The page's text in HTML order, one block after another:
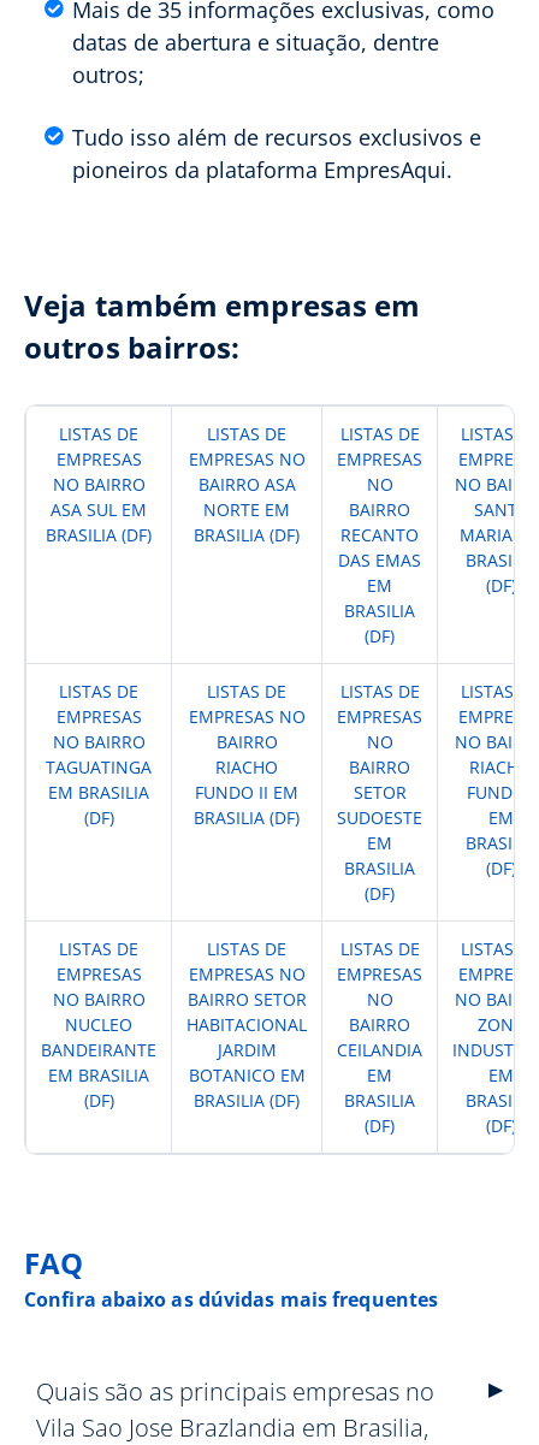
Mais de 35 informações exclusivas, como
datas de abertura e situação, dentre
outros;
Tudo isso além de recursos exclusivos e
pioneiros da plataforma EmpresAqui.
Veja também empresas em
outros bairros:
LISTAS DE
EMPRESAS
NO BAIRRO
ASA SUL EM
BRASILIA (DF)
LISTAS DE
EMPRESAS NO
BAIRRO ASA
NORTE EM
BRASILIA (DF)
LISTAS DE
EMPRESAS
NO
BAIRRO
RECANTO
DAS EMAS
EM
BRASILIA
(DF)
LISTAS DE
NO
SANTA
MARIA
BRASILIA
(DF)
LISTAS DE
EMPRESAS
NO BAIRRO
TAGUATINGA
EM BRASILIA
(DF)
LISTAS DE
EMPRESAS NO
BAIRRO
RIACHO
FUNDO II EM
BRASILIA (DF)
LISTAS DE
EMPRESAS
NO
BAIRRO
SETOR
SUDOESTE
EM
BRASILIA
(DF)
LISTAS DE
NO
RIACHO
FUNDO I
EM
BRASILIA
(DF)
LISTAS DE
EMPRESAS
NO BAIRRO
NUCLEO
BANDEIRANTE
EM BRASILIA
(DF)
LISTAS DE
EMPRESAS NO
BAIRRO SETOR
HABITACIONAL
JARDIM
BOTANICO EM
BRASILIA (DF)
LISTAS DE
EMPRESAS
NO
BAIRRO
CEILANDIA
EM
BRASILIA
(DF)
LISTAS DE
NO
ZONA
EM
BRASILIA
(DF)
FAQ
Confira abaixo as dúvidas mais frequentes
Quais são as principais empresas no
Vila Sao Jose Brazlandia em Brasilia,